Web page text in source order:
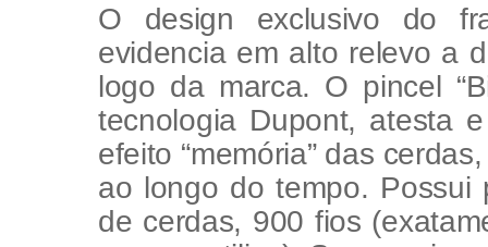
O design exclusivo do
evidencia em alto relevo a
logo da marca. O pincel
tecnologia Dupont, atesta
efeito “memória” das
ao longo do tempo. Possui
de cerdas, 900 fios